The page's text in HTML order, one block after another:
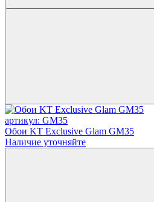
артикул: GM35
Обои KT Exclusive Glam GM35
Наличие уточняйте